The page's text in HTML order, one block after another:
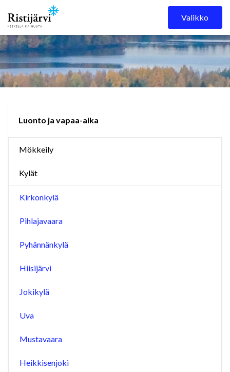
Skip to content
Valikko
Luonto ja vapaa-aika
Mökkeily
Kylät
Kirkonkylä
Pihlajavaara
Pyhännänkylä
Hiisijärvi
Jokikylä
Uva
Mustavaara
Heikkisenjoki